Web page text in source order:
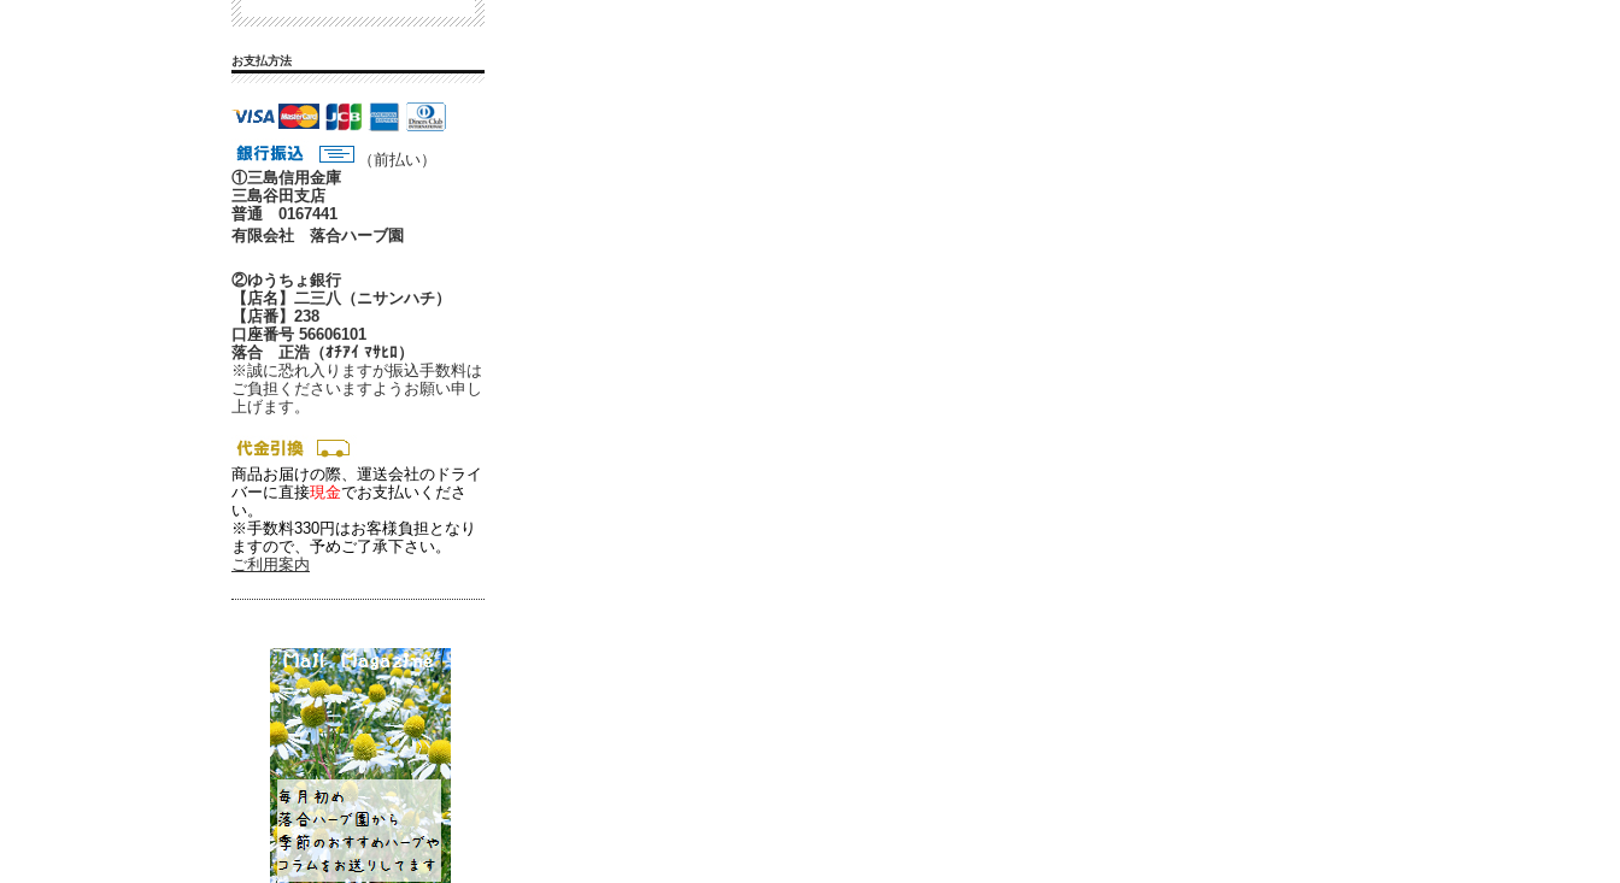
お支払方法
（前払い）
①三島信用金庫
三島谷田支店
普通 0167441
有限会社 落合ハーブ園
②ゆうちょ銀行
【店名】二三八（ニサンハチ）
【店番】238
口座番号 56606101
落合 正浩（ｵﾁｱｲ ﾏｻﾋﾛ）
※誠に恐れ入りますが振込手数料は
ご負担くださいますようお願い申し
上げます。
商品お届けの際、運送会社のドライ
バーに直接現金でお支払いくださ
い。
※手数料330円はお客様負担となり
ますので、予めご了承下さい。
ご利用案内